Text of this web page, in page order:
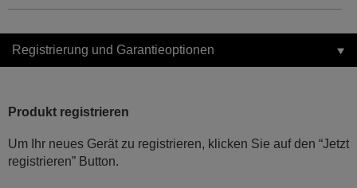
Registrierung und Garantieoptionen
Produkt registrieren
Um Ihr neues Gerät zu registrieren, klicken Sie auf den “Jetzt
registrieren” Button.